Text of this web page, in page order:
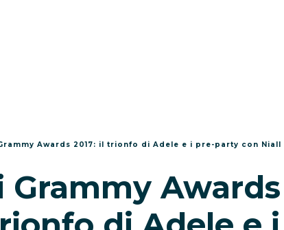
Awards 2017: il trionfo di Adele e i pre-party con Niall e
Awards